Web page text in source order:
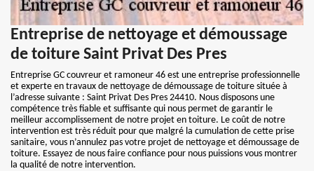
Entreprise de nettoyage et démoussage
de toiture Saint Privat Des Pres
Entreprise GC couvreur et ramoneur 46 est une entreprise professionnelle
et experte en travaux de nettoyage de démoussage de toiture située à
l’adresse suivante : Saint Privat Des Pres 24410. Nous disposons une
compétence très fiable et suffisante qui nous permet de garantir le
meilleur accomplissement de notre projet en toiture. Le coût de notre
intervention est très réduit pour que malgré la cumulation de cette prise
sanitaire, vous n’annulez pas votre projet de nettoyage et démoussage de
toiture. Essayez de nous faire confiance pour nous puissions vous montrer
la qualité de notre intervention.